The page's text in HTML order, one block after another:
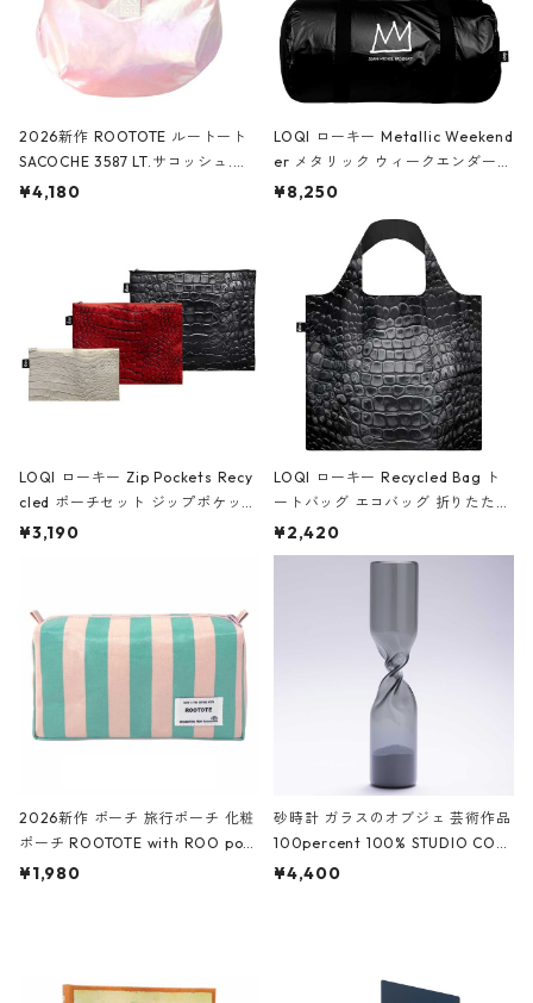
2026新作 ROOTOTE ルートート
SACOCHE 3587 LT.サコッシュ.ル
ミエ-B ショルダーバッグ グロスピ
¥4,180
LOQI ローキー Metallic Weekend
er メタリック ウィークエンダー
ボストンバッグ ショルダーバッグ
Black ジャン=ミッシェル・バスキ
ア/クラウン ブラック
¥8,250
LOQI ローキー Zip Pockets Recy
cled ポーチセット ジップポケット
ファスナーポーチ 撥水加工 トラベ
ーガンディー、オフホワイト
¥3,190
LOQI ローキー Recycled Bag ト
ートバッグ エコバッグ 折りたたみ
大きめ 撥水加工 収納ポーチ CRO
CODILE/Black クロコダイル/ブラ
¥2,420
2026新作 ポーチ 旅行ポーチ 化粧
ポーチ ROOTOTE with ROO pou
ch 3532 ルートート WR.ポーチ.ラ
¥1,980
砂時計 ガラスのオブジェ 芸術作品
100percent 100% STUDIO COH
AKU Timeless 100パーセント ス
¥4,400